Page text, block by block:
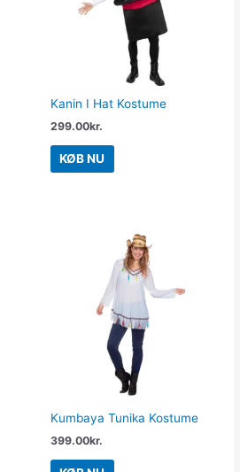
Kanin I Hat Kostume
299.00kr.
KØB NU
Kumbaya Tunika Kostume
399.00kr.